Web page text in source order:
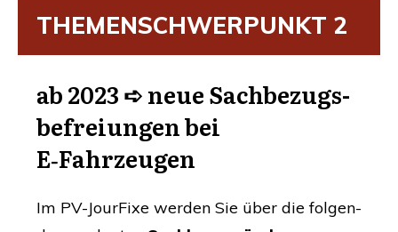
THE­MEN­SCHWER­PUNKT 2
ab 2023 ➪ neue Sach­be­zugs­
be­frei­un­gen bei
E‑Fahrzeugen
Im PV-Jour­Fi­xe wer­den Sie über die fol­gen­